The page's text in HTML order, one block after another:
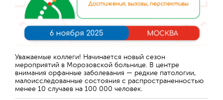
Уважаемые коллеги! Начинается новый сезон
мероприятий в Морозовской больнице. В центре
внимания орфанные заболевания — редкие патологии,
малоисследованные состояния с распространенностью
менее 10 случаев на 100 000 человек.